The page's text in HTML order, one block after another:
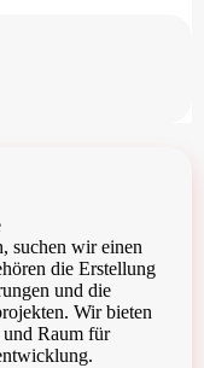
suchen wir einen
die Erstellung
und die
Wir bieten
und Raum für